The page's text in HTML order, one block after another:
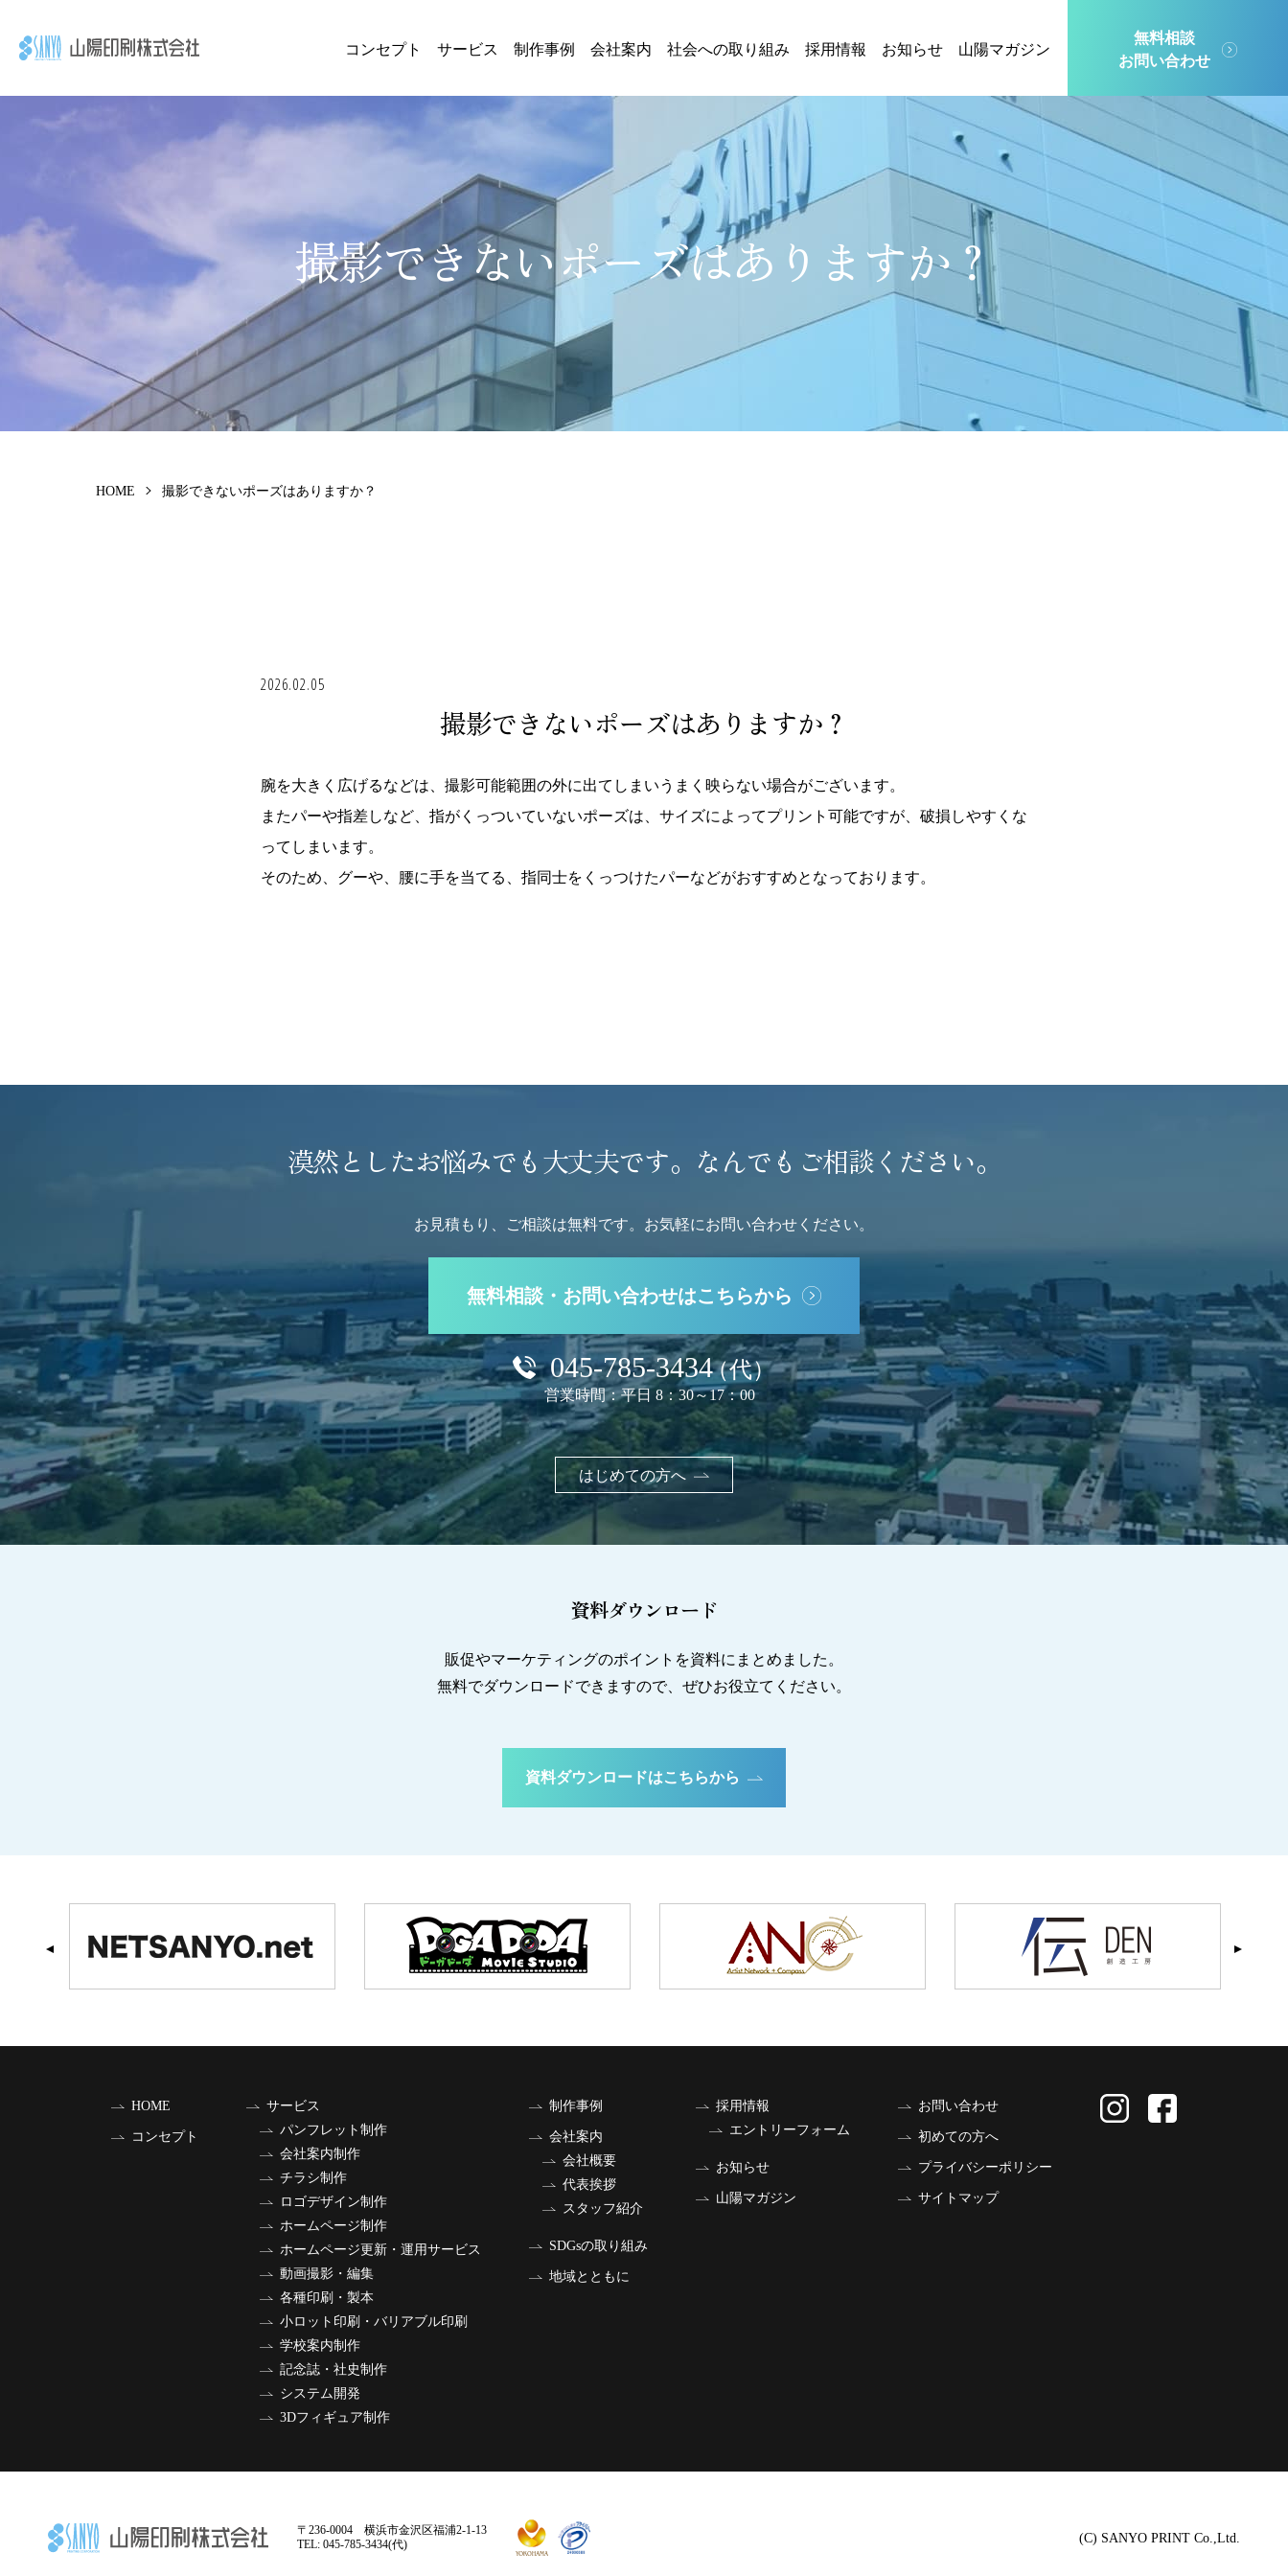
コンセプト サービス 制作事例 会社案内 社会への取り組み 採用情報 お知らせ 山陽マガジン
無料相談
お問い合わせ
撮影できないポーズはありますか？
HOME 撮影できないポーズはありますか？
2026.02.05
撮影できないポーズはありますか？
腕を大きく広げるなどは、撮影可能範囲の外に出てしまいうまく映らない場合がございます。
またパーや指差しなど、指がくっついていないポーズは、サイズによってプリント可能ですが、破損しやすくな
ってしまいます。
そのため、グーや、腰に手を当てる、指同士をくっつけたパーなどがおすすめとなっております。
漠然としたお悩みでも大丈夫です。 なんでもご相談ください。
お見積もり、ご相談は無料です。 お気軽にお問い合わせください。
無料相談・お問い合わせはこちらから
045-785-3434（代）
営業時間：平日 8：30～17：00
はじめての方へ
資料ダウンロード
販促やマーケティングのポイントを資料にまとめました。
無料でダウンロードできますので、ぜひお役立てください。
資料ダウンロードはこちらから
HOME
コンセプト
サービス
パンフレット制作
会社案内制作
チラシ制作
ロゴデザイン制作
ホームページ制作
ホームページ更新・運用サービス
動画撮影・編集
各種印刷・製本
小ロット印刷・バリアブル印刷
学校案内制作
記念誌・社史制作
システム開発
3Dフィギュア制作
制作事例
会社案内
会社概要
代表挨拶
スタッフ紹介
SDGsの取り組み
地域とともに
採用情報
エントリーフォーム
お知らせ
山陽マガジン
お問い合わせ
初めての方へ
プライバシーポリシー
サイトマップ
〒236-0004 横浜市金沢区福浦2-1-13
TEL: 045-785-3434(代)
(C) SANYO PRINT Co.,Ltd.